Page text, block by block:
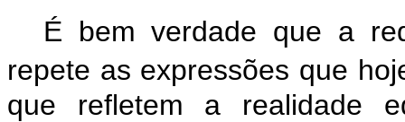
É bem verdade que a
repete as expressões que
que refletem a realidade